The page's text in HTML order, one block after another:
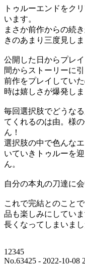
トゥルーエンドをク
います。
まさか前作からの続
きのあまり三度見しま
公開した日からプレ
間からストーリーに
前作をプレイしてい
時は嬉しさが爆発しま
毎回選択肢でどうな
てくれるのは由。様
ん！
選択肢の中で色んな
いていきトゥルーを
ん。
自分の本丸の刀達に
これで完結とのこと
品も楽しみにしていま
長くなってしまいま
12345
No.63425 - 2022-10-08